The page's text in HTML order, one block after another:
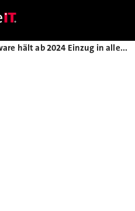
Nvidia-Software hält ab 2024 Einzug in alle Mercedes-Pkw